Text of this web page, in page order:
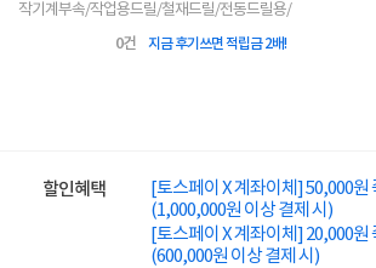
작기계부속/작업용드릴/철재드릴/전동드릴용/
0건 지금 후기쓰면 적립금 2배!
할인혜택
[토스페이 X 계좌이체] 50,000원
(1,000,000원 이상 결제 시)
[토스페이 X 계좌이체] 20,000원
(600,000원 이상 결제 시)